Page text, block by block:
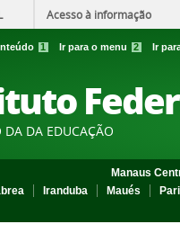
Acesso à informação
1 Ir para o menu 2 Ir
DA DA EDUCAÇÃO
Manaus
Iranduba Maués